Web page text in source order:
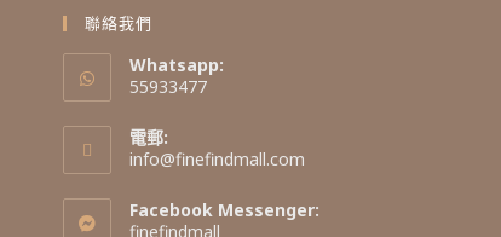
聯絡我們
Whatsapp:
55933477
電郵:
info@finefindmall.com
Facebook Messenger:
finefindmall